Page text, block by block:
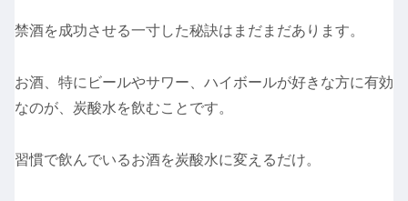
禁酒を成功させる一寸した秘訣はまだまだあります。
お酒、特にビールやサワー、ハイボールが好きな方に有効
なのが、炭酸水を飲むことです。
習慣で飲んでいるお酒を炭酸水に変えるだけ。